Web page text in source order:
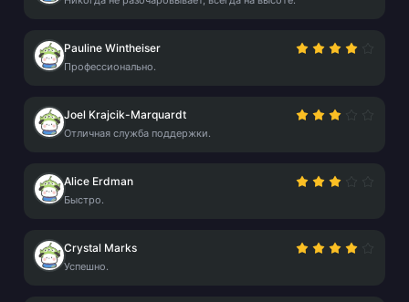
Pauline Wintheiser
Профессионально.
Joel Krajcik-Marquardt
Отличная служба поддержки.
Alice Erdman
Быстро.
Crystal Marks
Успешно.